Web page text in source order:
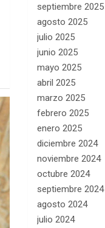
septiembre 2025
agosto 2025
julio 2025
junio 2025
mayo 2025
abril 2025
marzo 2025
febrero 2025
enero 2025
diciembre 2024
noviembre 2024
octubre 2024
septiembre 2024
agosto 2024
julio 2024